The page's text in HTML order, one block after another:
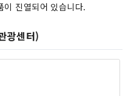
이 진열되어 있습니다.
광센터)